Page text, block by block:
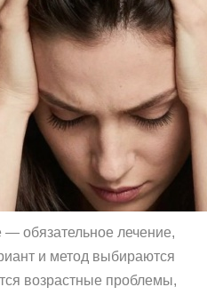
обязательное лечение,
и метод выбираются
возрастные проблемы,